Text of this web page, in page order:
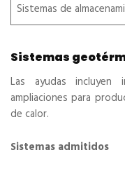
Sistemas de
Sistemas
Las ayudas incluyen
ampliaciones para
de calor.
Sistemas admitidos